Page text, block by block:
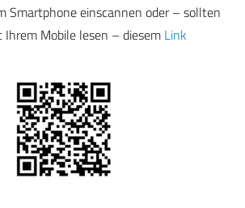
Smartphone einscannen oder – sollten
Ihrem Mobile lesen – diesem Link